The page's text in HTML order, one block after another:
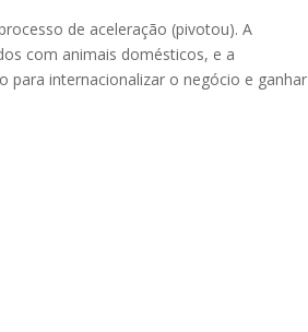
de aceleração (pivotou). A
com animais domésticos, e a
para internacionalizar o negócio e ganhar